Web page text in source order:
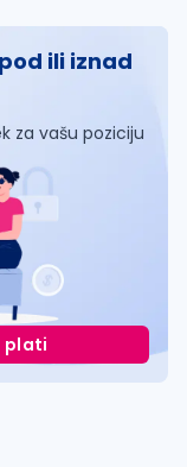
ili iznad
za vašu poziciju
plati